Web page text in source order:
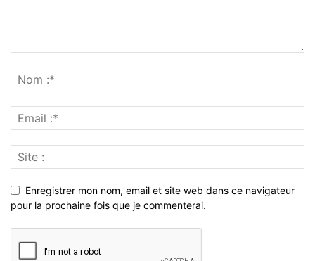
Enregistrer mon nom, email et site web dans ce navigateur
pour la prochaine fois que je commenterai.